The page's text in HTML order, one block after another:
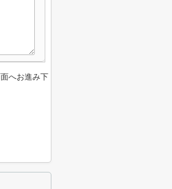
へお進み下